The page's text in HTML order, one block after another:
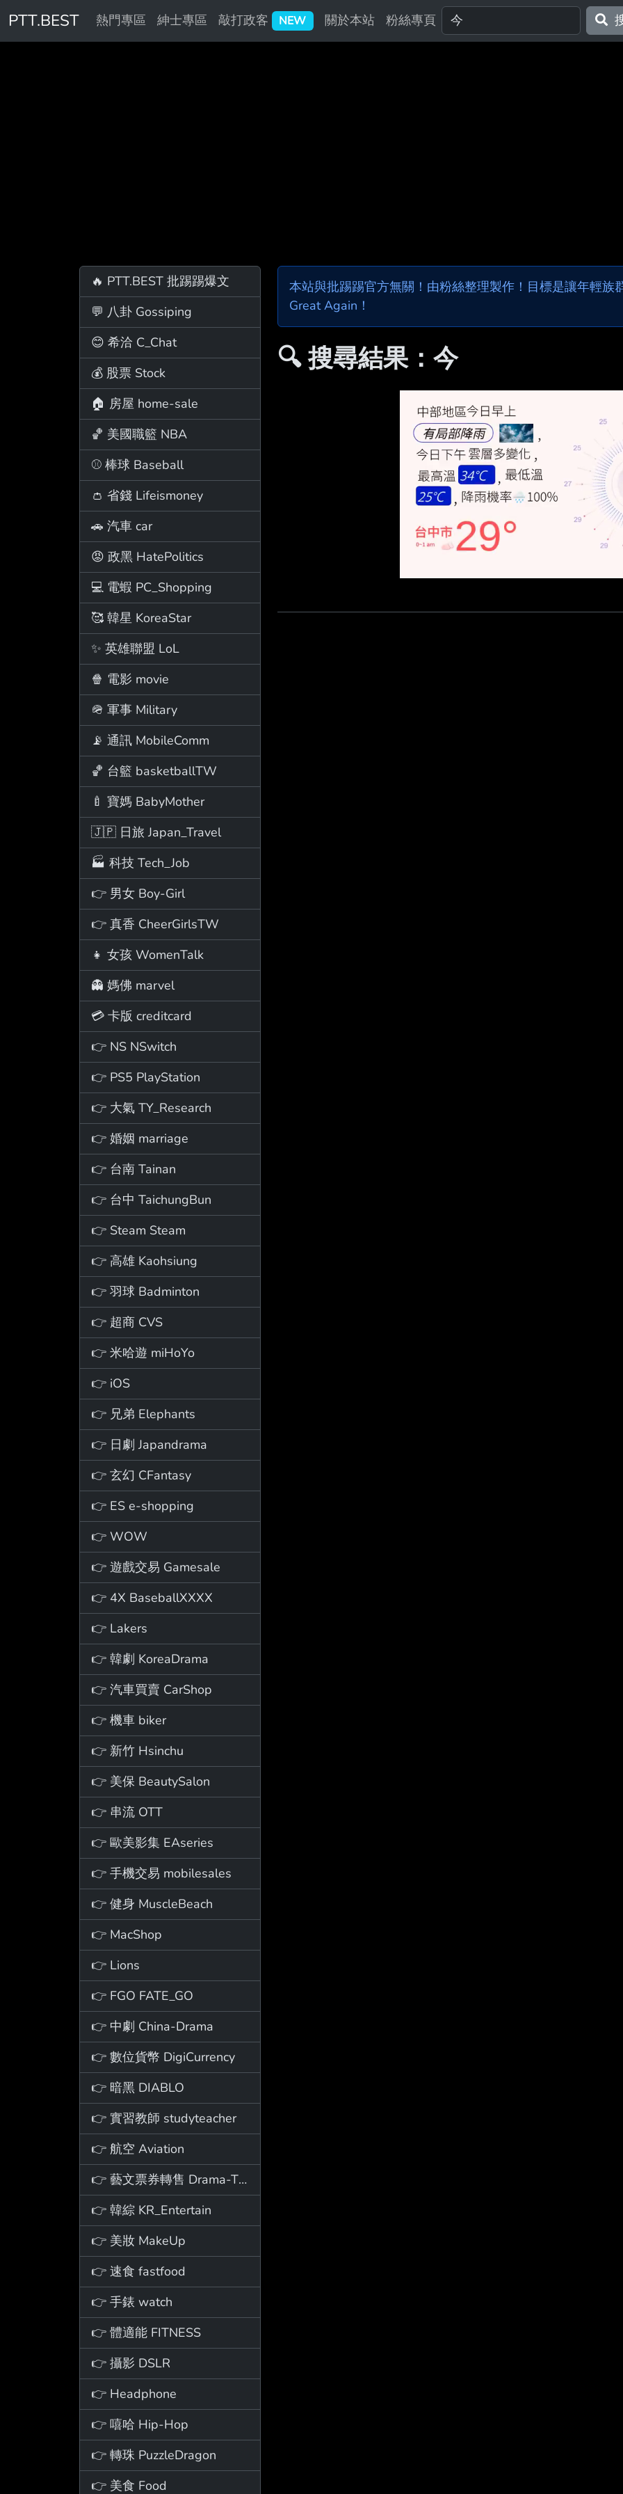
PTT.BEST 熱門專區 紳士專區 敲打政客 NEW 關於本站 粉絲專頁
🔥 PTT.BEST 批踢踢爆文
💬 八卦 Gossiping
😊 希洽 C_Chat
💰 股票 Stock
🏠 房屋 home-sale
🏀 美國職籃 NBA
⚾ 棒球 Baseball
👛 省錢 Lifeismoney
🚗 汽車 car
😡 政黑 HatePolitics
💻 電蝦 PC_Shopping
🥰 韓星 KoreaStar
✨ 英雄聯盟 LoL
🍿 電影 movie
🪖 軍事 Military
📡 通訊 MobileComm
🏀 台籃 basketballTW
🍼 寶媽 BabyMother
🇯🇵 日旅 Japan_Travel
🏭 科技 Tech_Job
👉 男女 Boy-Girl
👉 真香 CheerGirlsTW
👧 女孩 WomenTalk
👻 媽佛 marvel
💳 卡版 creditcard
👉 NS NSwitch
👉 PS5 PlayStation
👉 大氣 TY_Research
👉 婚姻 marriage
👉 台南 Tainan
👉 台中 TaichungBun
👉 Steam Steam
👉 高雄 Kaohsiung
👉 羽球 Badminton
👉 超商 CVS
👉 米哈遊 miHoYo
👉 iOS
👉 兄弟 Elephants
👉 日劇 Japandrama
👉 玄幻 CFantasy
👉 ES e-shopping
👉 WOW
👉 遊戲交易 Gamesale
👉 4X BaseballXXXX
👉 Lakers
👉 韓劇 KoreaDrama
👉 汽車買賣 CarShop
👉 機車 biker
👉 新竹 Hsinchu
👉 美保 BeautySalon
👉 串流 OTT
👉 歐美影集 EAseries
👉 手機交易 mobilesales
👉 健身 MuscleBeach
👉 MacShop
👉 Lions
👉 FGO FATE_GO
👉 中劇 China-Drama
👉 數位貨幣 DigiCurrency
👉 暗黑 DIABLO
👉 實習教師 studyteacher
👉 航空 Aviation
👉 藝文票券轉售 Drama-Ticket
👉 韓綜 KR_Entertain
👉 美妝 MakeUp
👉 速食 fastfood
👉 手錶 watch
👉 體適能 FITNESS
👉 攝影 DSLR
👉 Headphone
👉 嘻哈 Hip-Hop
👉 轉珠 PuzzleDragon
👉 美食 Food
本站與批踢踢官方無關！由粉絲整理製作！目標是讓年輕族
Great Again！
🔍 搜尋結果：今